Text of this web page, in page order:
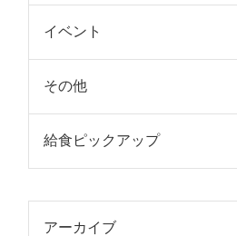
イベント
その他
給食ピックアップ
アーカイブ